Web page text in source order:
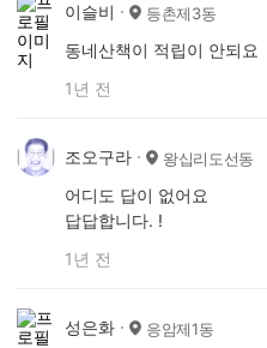
이슬비 등촌제3동
동네산책이 적립이 안되요
1년 전
조오구라 왕십리도선동
어디도 답이 없어요
답답합니다. !
1년 전
성은화 응암제1동